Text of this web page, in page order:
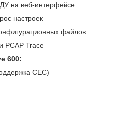
на веб-интерфейсе
настроек
файлов
PCAP Trace
600:
CEC)